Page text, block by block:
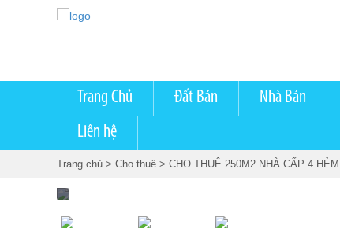
Trang Chủ Đất Bán Nhà Bán
Liên hệ
Trang chủ > Cho thuê > CHO THUÊ 250M2 NHÀ CẤP 4